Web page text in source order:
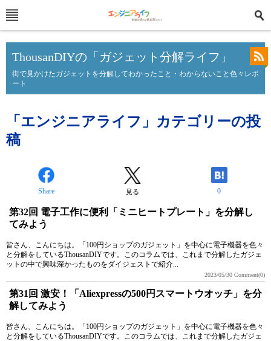
ThousanDIYの「ガジェット分解ライフ」
街で見かけたガジェットを分解してわかったこと・わからないこと色々レポ
ート
「エンジニアライフ」カテゴリーの投
稿
Share 見る 0
第32回 電子工作に便利「ミニヒートプレート」を分解し
てみよう
皆さん、こんにちは。「100円ショップのガジェット」を中心に電子機器を色々
と分解をしているThousanDIYです。このコラムでは、これまで分解したガジェ
ットの中で興味深かったものをダイジェストで紹介...
2023/05/30 Comment(0)
第31回 激安！「Aliexpressの500円スマートウオッチ」を分
解してみよう
皆さん、こんにちは。「100円ショップのガジェット」を中心に電子機器を色々
と分解をしているThousanDIYです。このコラムでは、これまで分解したガジェ